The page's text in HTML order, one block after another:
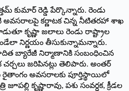
కుమార్ రెడ్డి పేర్కొన్నారు. రెండు
అవసరాలపై కర్ణాటక చిన్న నీటితరహా శాఖ
కృష్ణా జలాలు రెండు రాష్ట్రాల
నిర్ణయం తీసుకున్నామన్నారు.
బ్యారేజీ నిర్మాణానికి సంబంధించిన
జరిపినట్లు తెలిపారు. అంతర్
అవసరాలకు పూర్తిస్థాయిలో
కృష్ణారావు, పశు సంవర్ధక, క్రీడల